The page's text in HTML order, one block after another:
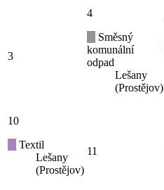
3
4
Směsný
komunální
odpad
Lešany
(Prostějov)
10
Textil
Lešany
(Prostějov)
11